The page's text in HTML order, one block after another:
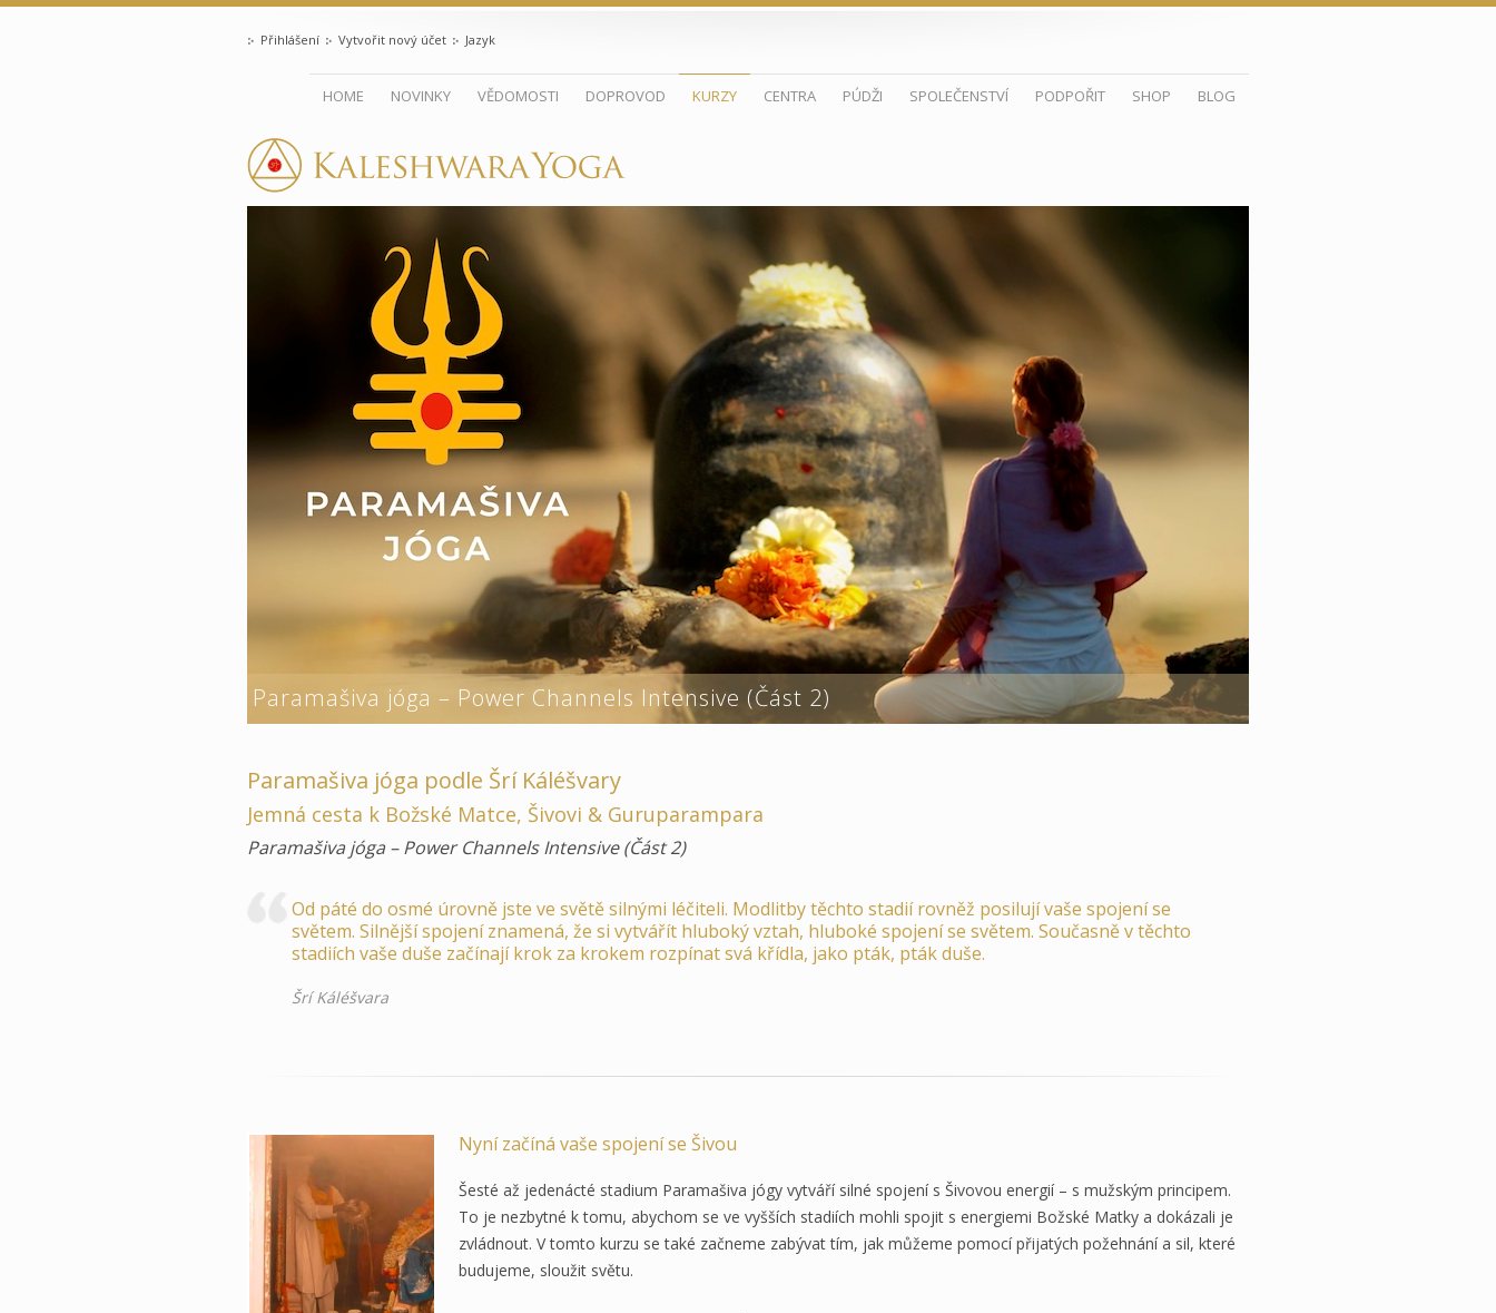
Přihlášení Vytvořit nový účet Jazyk
HOME NOVINKY VĚDOMOSTI DOPROVOD KURZY CENTRA PÚDŽI SPOLEČENSTVÍ PODPOŘIT SHOP BLOG
Paramašiva jóga – Power Channels Intensive (Část 2)
Paramašiva jóga podle Šrí Káléšvary
Jemná cesta k Božské Matce, Šivovi & Guruparampara
Paramašiva jóga – Power Channels Intensive (Část 2)
Od páté do osmé úrovně jste ve světě silnými léčiteli. Modlitby těchto stadií rovněž posilují vaše spojení se
světem. Silnější spojení znamená, že si vytvářít hluboký vztah, hluboké spojení se světem. Současně v těchto
stadiích vaše duše začínají krok za krokem rozpínat svá křídla, jako pták, pták duše.
Šrí Káléšvara
Nyní začíná vaše spojení se Šivou
Šesté až jedenácté stadium Paramašiva jógy vytváří silné spojení s Šivovou energií – s mužským principem.
To je nezbytné k tomu, abychom se ve vyšších stadiích mohli spojit s energiemi Božské Matky a dokázali je
zvládnout. V tomto kurzu se také začneme zabývat tím, jak můžeme pomocí přijatých požehnání a sil, které
budujeme, sloužit světu.